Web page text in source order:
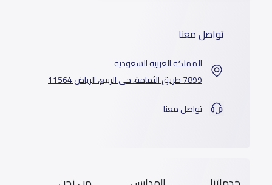
تواصل معنا
المملكة العربية السعودية
7899 طريق الثمامة، حي الربيع، الرياض 11564
تواصل معنا